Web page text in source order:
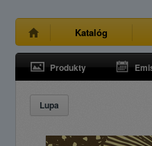
Katalóg
Produkty
Lupa